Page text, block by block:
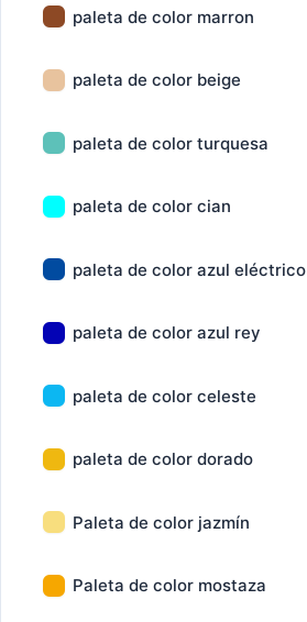
paleta de color marron
paleta de color beige
paleta de color turquesa
paleta de color cian
paleta de color azul eléctrico
paleta de color azul rey
paleta de color celeste
paleta de color dorado
Paleta de color jazmín
Paleta de color mostaza